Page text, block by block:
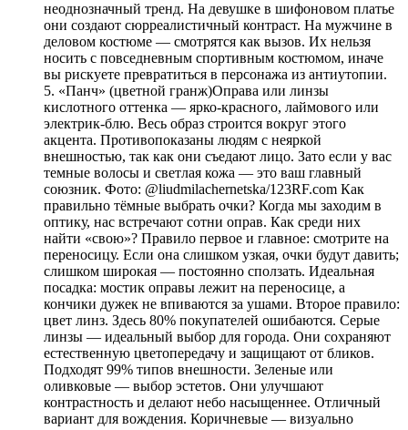
неоднозначный тренд. На девушке в шифоновом платье
они создают сюрреалистичный контраст. На мужчине в
деловом костюме — смотрятся как вызов. Их нельзя
носить с повседневным спортивным костюмом, иначе
вы рискуете превратиться в персонажа из антиутопии.
5. «Панч» (цветной гранж)Оправа или линзы
кислотного оттенка — ярко-красного, лаймового или
электрик-блю. Весь образ строится вокруг этого
акцента. Противопоказаны людям с неяркой
внешностью, так как они съедают лицо. Зато если у вас
темные волосы и светлая кожа — это ваш главный
союзник. Фото: @liudmilachernetska/123RF.com Как
правильно тёмные выбрать очки? Когда мы заходим в
оптику, нас встречают сотни оправ. Как среди них
найти «свою»? Правило первое и главное: смотрите на
переносицу. Если она слишком узкая, очки будут давить;
слишком широкая — постоянно сползать. Идеальная
посадка: мостик оправы лежит на переносице, а
кончики дужек не впиваются за ушами. Второе правило:
цвет линз. Здесь 80% покупателей ошибаются. Серые
линзы — идеальный выбор для города. Они сохраняют
естественную цветопередачу и защищают от бликов.
Подходят 99% типов внешности. Зеленые или
оливковые — выбор эстетов. Они улучшают
контрастность и делают небо насыщеннее. Отличный
вариант для вождения. Коричневые — визуально